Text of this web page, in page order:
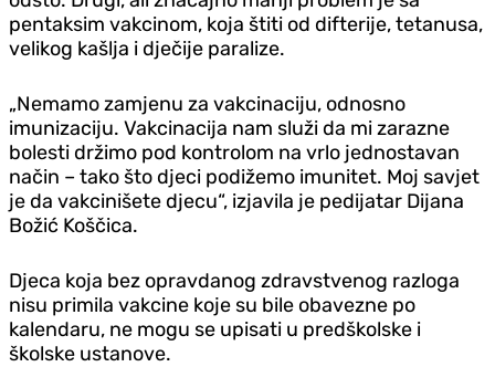
pentaksim vakcinom, koja štiti od difterije, tetanusa,
velikog kašlja i dječije paralize.
„Nemamo zamjenu za vakcinaciju, odnosno
imunizaciju. Vakcinacija nam služi da mi zarazne
bolesti držimo pod kontrolom na vrlo jednostavan
način – tako što djeci podižemo imunitet. Moj savjet
je da vakcinišete djecu“, izjavila je pedijatar Dijana
Božić Koščica.
Djeca koja bez opravdanog zdravstvenog razloga
nisu primila vakcine koje su bile obavezne po
kalendaru, ne mogu se upisati u predškolske i
školske ustanove.